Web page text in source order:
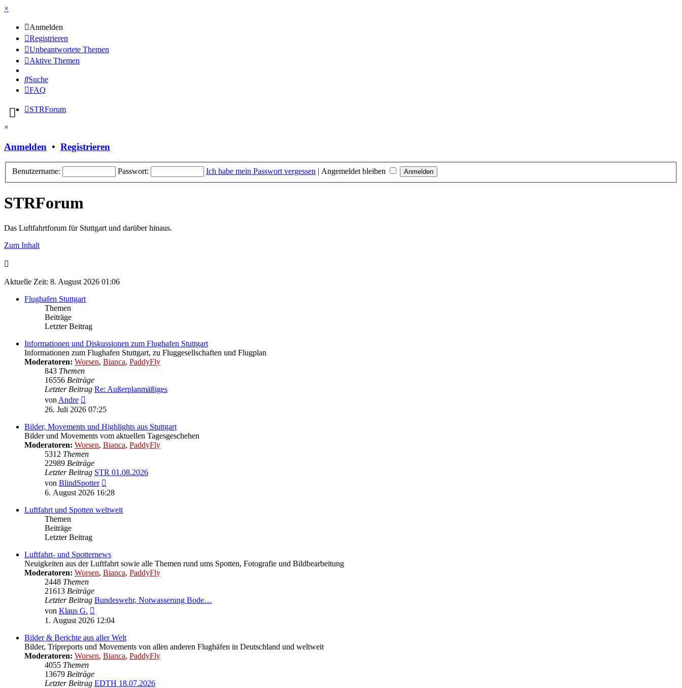
×
Anmelden
Registrieren
Unbeantwortete Themen
Aktive Themen
Suche
FAQ
STRForum
×
Anmelden • Registrieren
Benutzername: Passwort: Ich habe mein Passwort vergessen | Angemeldet bleiben
STRForum
Das Luftfahrtforum für Stuttgart und darüber hinaus.
Zum Inhalt
Aktuelle Zeit: 8. August 2026 01:06
Flughafen Stuttgart
Themen
Beiträge
Letzter Beitrag
Informationen und Diskussionen zum Flughafen Stuttgart
Informationen zum Flughafen Stuttgart, zu Fluggesellschaften und Flugplan
Moderatoren: Worsen, Bianca, PaddyFly
843 Themen
16556 Beiträge
Letzter Beitrag Re: Außerplanmäßiges
von Andre
Beitrag
26. Juli 2026 07:25
Bilder, Movements und Highlights aus Stuttgart
Bilder und Movements vom aktuellen Tagesgeschehen
Moderatoren: Worsen, Bianca, PaddyFly
5312 Themen
22989 Beiträge
Letzter Beitrag STR 01.08.2026
von BlindSpotter
Beitrag
6. August 2026 16:28
Luftfahrt und Spotten weltweit
Themen
Beiträge
Letzter Beitrag
Luftfahrt- und Spotternews
Neuigkeiten aus der Luftfahrt sowie alle Themen rund ums Spotten, Fotografie und Bildbearbeitung
Moderatoren: Worsen, Bianca, PaddyFly
2448 Themen
21613 Beiträge
Letzter Beitrag Bundeswehr, Notwasserung Bode…
von Klaus G.
Beitrag
1. August 2026 12:04
Bilder & Berichte aus aller Welt
Bilder, Tripreports und Movements von allen anderen Flughäfen in Deutschland und weltweit
Moderatoren: Worsen, Bianca, PaddyFly
4055 Themen
13679 Beiträge
Letzter Beitrag EDTH 18.07.2026